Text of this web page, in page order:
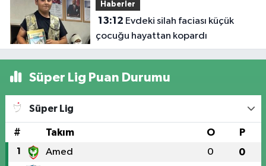
Haberler
13:12
çocuğu hayattan kopardı
Süper Lig Puan Durumu
Süper Lig
# Takım O P
1 Amed 0 0